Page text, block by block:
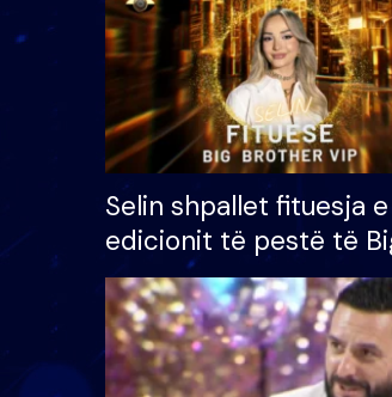
Selin shpallet fituesja e
edicionit të pestë të
Brother VIP, rrëmben
çmimin e madh prej
mijë eurosh